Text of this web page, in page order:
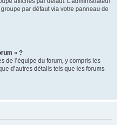
par défaut via votre panneau de
» ?
de l’équipe du forum, y compris les
d’autres détails tels que les forums